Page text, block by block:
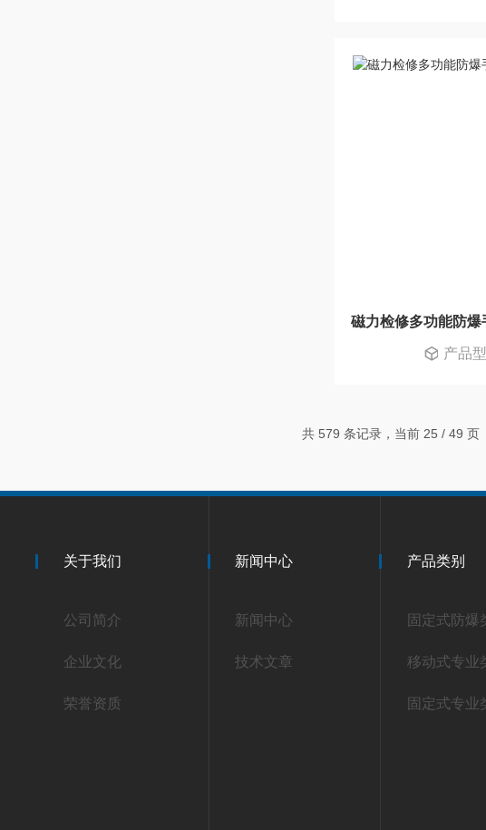
产品
共 579 条记录，当前 25 / 49 页
关于我们
公司简介
企业文化
荣誉资质
新闻中心
新闻中心
技术文章
产品类别
固定式防爆
移动式专业
固定式专业